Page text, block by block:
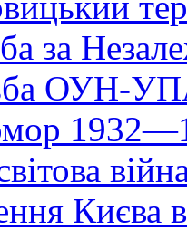
за
ОУН-УПА
Києва